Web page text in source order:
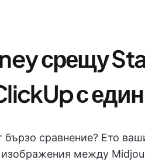
срещу
с
сравнение? Ето
изображения между